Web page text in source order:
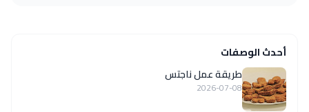
أحدث الوصفات
طريقة عمل ناجتس
2026-07-08